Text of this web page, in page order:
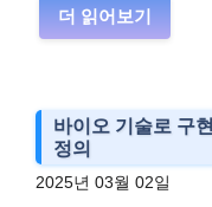
더 읽어보기
바이오 기술로 구
정의
2025년 03월 02일